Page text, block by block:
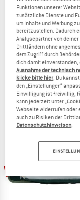
PEAK
Street Bike Bag
Hüfttasche
79,95 €67,96 €
(0)
Funktionen unserer
zusätzliche Dienste und
um Inhalte und Werbung
bereitzustellen. Dadurch
Analysepartner von
Drittländern ohne
dem Zugriff durch
dich damit
Ausnahme der technisch
klicke bitte hier. Du
den „Einstellungen“
Einwilligung ist freiwillig,
kann jederzeit unter
Webseite widerrufen oder
auch zu Risiken der
Datenschutzhinweisen.